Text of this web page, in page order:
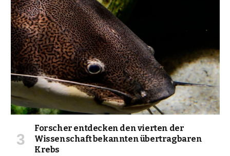
Forscher entdecken den vierten der
Wissenschaft bekannten übertragbaren
Krebs